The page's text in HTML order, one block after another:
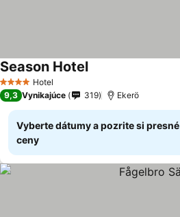
4 Počet hviezdičiek
Hotel
Season Hotel
9,3 Vynikajúce 319 Ekerö
Vyberte dátumy a pozrite si presné
ceny